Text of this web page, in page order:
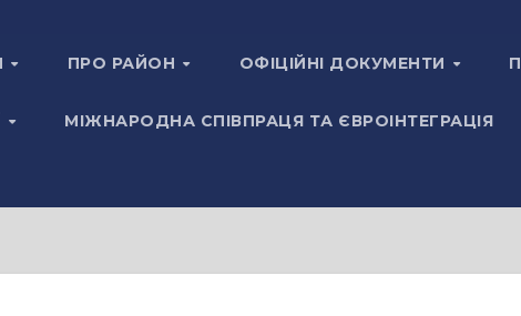
ПРО РАЙОН ОФІЦІЙНІ ДОКУМЕНТИ
МІЖНАРОДНА СПІВПРАЦЯ ТА ЄВРОІНТЕГРАЦІЯ